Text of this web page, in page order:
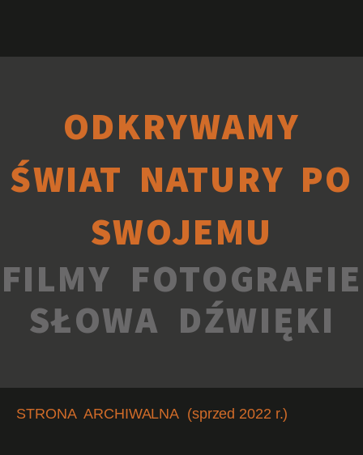
ODKRYWAMY
ŚWIAT NATURY PO
SWOJEMU
FILMY FOTOGRAFIE
SŁOWA DŹWIĘKI
STRONA ARCHIWALNA (sprzed 2022 r.)